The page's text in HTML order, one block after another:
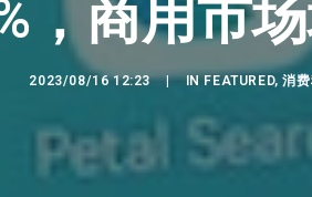
，商用市
2023/08/16 12:23 | INFEATURED,消